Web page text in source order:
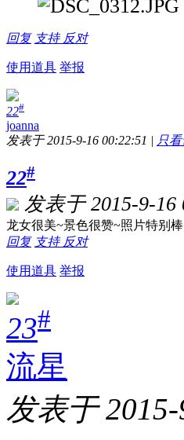
回复 支持 反对
使用道具 举报
22#
joanna
发表于 2015-9-16 00:22:51 | 只
22#
发表于 2015-9-16
龙女很美~景色很赞~照片特别棒
回复 支持 反对
使用道具 举报
23#
流星
发表于